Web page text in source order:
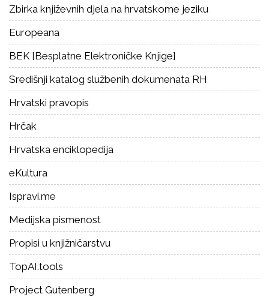
Zbirka književnih djela na hrvatskome jeziku
Europeana
BEK [Besplatne Elektroničke Knjige]
Središnji katalog službenih dokumenata RH
Hrvatski pravopis
Hrčak
Hrvatska enciklopedija
eKultura
Ispravi.me
Medijska pismenost
Propisi u knjižničarstvu
TopAI.tools
Project Gutenberg